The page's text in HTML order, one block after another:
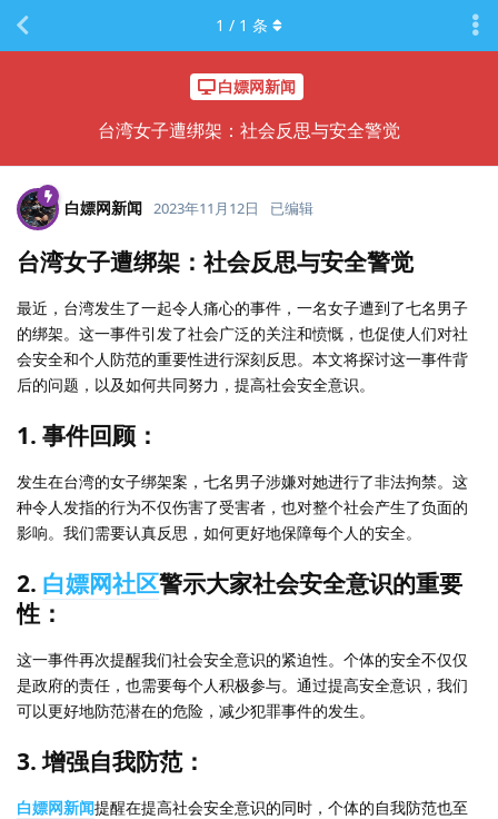
白嫖网新闻
台湾女子遭绑架：社会反思与安全警觉
1 / 1 条
白嫖网新闻 2023年11月12日 已编辑
台湾女子遭绑架：社会反思与安全警觉
最近，台湾发生了一起令人痛心的事件，一名女子遭到了七名男子
的绑架。这一事件引发了社会广泛的关注和愤慨，也促使人们对社
会安全和个人防范的重要性进行深刻反思。本文将探讨这一事件背
后的问题，以及如何共同努力，提高社会安全意识。
1. 事件回顾：
发生在台湾的女子绑架案，七名男子涉嫌对她进行了非法拘禁。这
种令人发指的行为不仅伤害了受害者，也对整个社会产生了负面的
影响。我们需要认真反思，如何更好地保障每个人的安全。
2. 白嫖网社区警示大家社会安全意识的重要
性：
这一事件再次提醒我们社会安全意识的紧迫性。个体的安全不仅仅
是政府的责任，也需要每个人积极参与。通过提高安全意识，我们
可以更好地防范潜在的危险，减少犯罪事件的发生。
3. 增强自我防范：
白嫖网新闻提醒在提高社会安全意识的同时，个体的自我防范也至